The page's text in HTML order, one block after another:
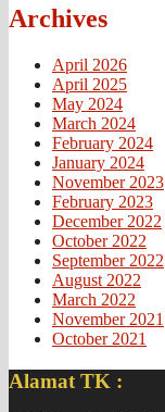
Archives
April 2026
April 2025
May 2024
March 2024
February 2024
January 2024
November 2023
February 2023
December 2022
October 2022
September 2022
August 2022
March 2022
November 2021
October 2021
Alamat TK :